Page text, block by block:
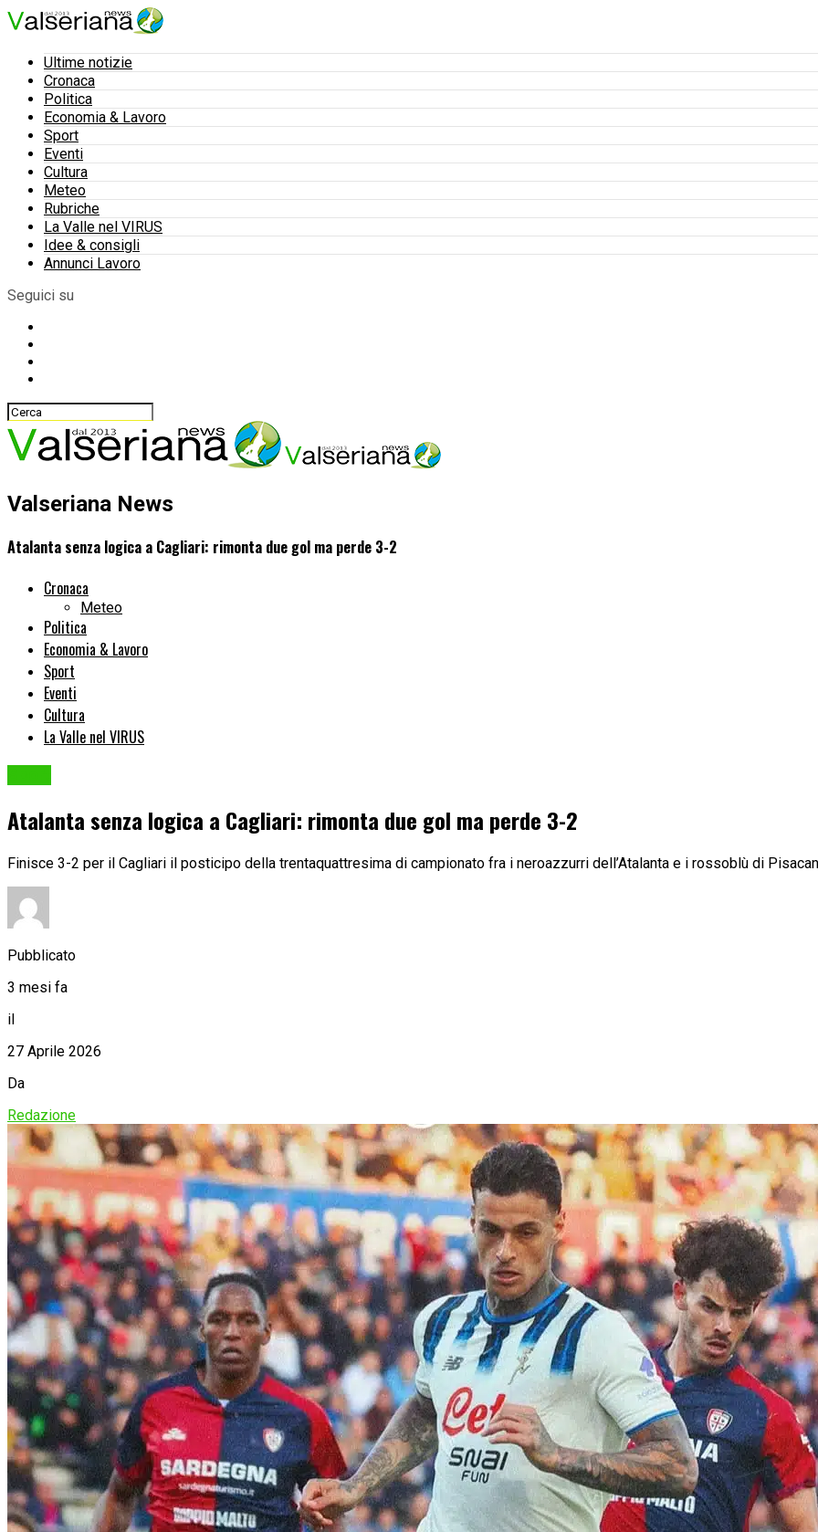
Ultime notizie
Cronaca
Politica
Economia & Lavoro
Sport
Eventi
Cultura
Meteo
Rubriche
La Valle nel VIRUS
Idee & consigli
Annunci Lavoro
Seguici su
Valseriana News
Atalanta senza logica a Cagliari: rimonta due gol ma perde 3-2
Cronaca
Meteo
Politica
Economia & Lavoro
Sport
Eventi
Cultura
La Valle nel VIRUS
Atalanta senza logica a Cagliari: rimonta due gol ma perde 3-2
Finisce 3-2 per il Cagliari il posticipo della trentaquattresima di campionato fra i neroazzurri dell’Atalanta e i rossoblù di
Pubblicato
3 mesi fa
il
27 Aprile 2026
Da
Redazione